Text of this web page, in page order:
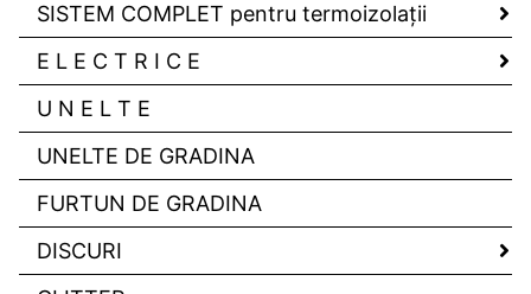
SISTEM COMPLET pentru termoizolaţii
E L E C T R I C E
U N E L T E
UNELTE DE GRADINA
FURTUN DE GRADINA
DISCURI